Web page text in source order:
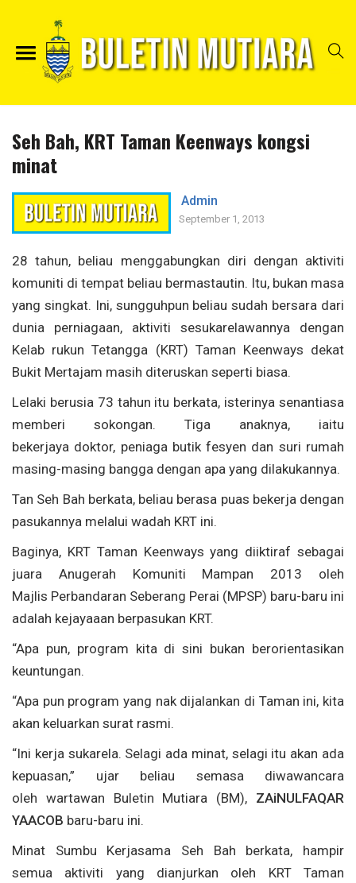
Seh Bah, KRT Taman Keenways kongsi
minat
Admin
September 1, 2013
28 tahun, beliau menggabungkan diri dengan aktiviti
komuniti di tempat beliau bermastautin. Itu, bukan masa
yang singkat. Ini, sungguhpun beliau sudah bersara dari
dunia perniagaan, aktiviti sesukarelawannya dengan
Kelab rukun Tetangga (KRT) Taman Keenways dekat
Bukit Mertajam masih diteruskan seperti biasa.
Lelaki berusia 73 tahun itu berkata, isterinya senantiasa
memberi sokongan. Tiga anaknya, iaitu
bekerjaya doktor, peniaga butik fesyen dan suri rumah
masing-masing bangga dengan apa yang dilakukannya.
Tan Seh Bah berkata, beliau berasa puas bekerja dengan
pasukannya melalui wadah KRT ini.
Baginya, KRT Taman Keenways yang diiktiraf sebagai
juara Anugerah Komuniti Mampan 2013 oleh
Majlis Perbandaran Seberang Perai (MPSP) baru-baru ini
adalah kejayaaan berpasukan KRT.
“Apa pun, program kita di sini bukan berorientasikan
keuntungan.
“Apa pun program yang nak dijalankan di Taman ini, kita
akan keluarkan surat rasmi.
“Ini kerja sukarela. Selagi ada minat, selagi itu akan ada
kepuasan,” ujar beliau semasa diwawancara
oleh wartawan Buletin Mutiara (BM), ZAiNULFAQAR
YAACOB baru-baru ini.
Minat Sumbu Kerjasama Seh Bah berkata, hampir
semua aktiviti yang dianjurkan oleh KRT Taman